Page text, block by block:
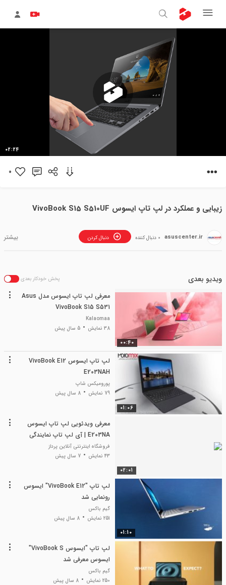
02:24
0
زیبایی و عملکرد در لپ تاپ ایسوس VivoBook S15 S510UF
asuscenter.ir دنبال کردن 0 دنبال کننده
ویدیو بعدی پخش خودکار بعدی
00:40
معرفی لپ تاپ ایسوس مدل Asus
VivoBook S15 S531
Kalaomaa
38 نمایش
5 سال پیش
01:06
لپ تاپ ایسوس VivoBook E12
E203NAH
پورومیکس شاپ
79 نمایش
8 سال پیش
02:01
معرفی ویدئویی لپ تاپ ایسوس
E203NA | آی لپ تاپ نمایندگی
رسمی ایسوس ایران
فروشگاه اینترنتی آنلاین پرداز
43 نمایش
7 سال پیش
01:10
لپ تاپ "VivoBook E12" ایسوس
رونمایی شد
گیم باکس
251 نمایش
8 سال پیش
لپ تاپ "ایسوس VivoBook S"
ایسوس معرفی شد
گیم باکس
250 نمایش
8 سال پیش